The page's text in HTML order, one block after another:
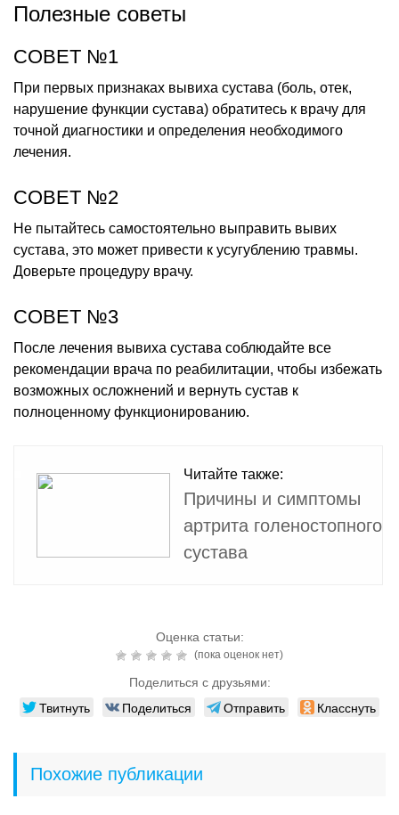
Полезные советы
СОВЕТ №1
При первых признаках вывиха сустава (боль, отек,
нарушение функции сустава) обратитесь к врачу для
точной диагностики и определения необходимого
лечения.
СОВЕТ №2
Не пытайтесь самостоятельно выправить вывих
сустава, это может привести к усугублению травмы.
Доверьте процедуру врачу.
СОВЕТ №3
После лечения вывиха сустава соблюдайте все
рекомендации врача по реабилитации, чтобы избежать
возможных осложнений и вернуть сустав к
полноценному функционированию.
Читайте также:
Причины и симптомы
артрита голеностопного
сустава
Оценка статьи:
(пока оценок нет)
Поделиться с друзьями:
Твитнуть Поделиться Отправить Класснуть
Похожие публикации